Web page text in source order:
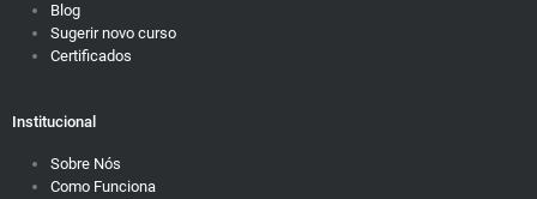
Blog
Sugerir novo curso
Certificados
Institucional
Sobre Nós
Como Funciona